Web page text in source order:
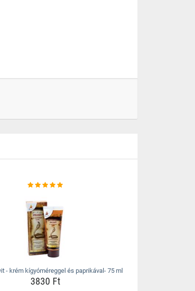
- krém kígyóméreggel és paprikával- 75 ml
3830 Ft